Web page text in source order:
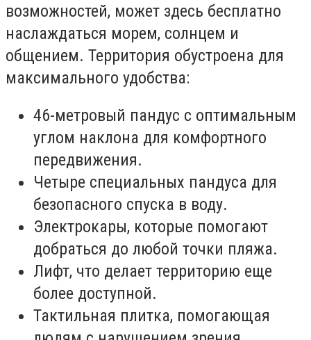
возможностей, может здесь бесплатно
наслаждаться морем, солнцем и
общением. Территория обустроена для
максимального удобства:
46-метровый пандус с оптимальным
углом наклона для комфортного
передвижения.
Четыре специальных пандуса для
безопасного спуска в воду.
Электрокары, которые помогают
добраться до любой точки пляжа.
Лифт, что делает территорию еще
более доступной.
Тактильная плитка, помогающая